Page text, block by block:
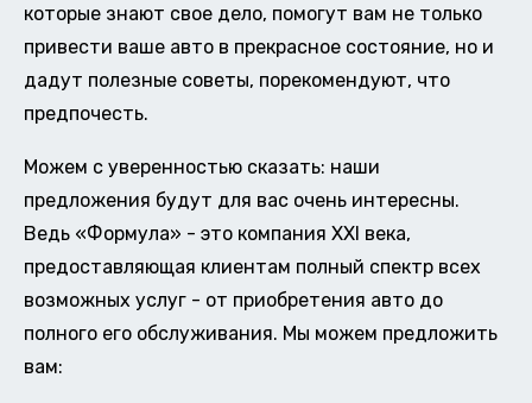
которые знают свое дело, помогут вам не только
привести ваше авто в прекрасное состояние, но и
дадут полезные советы, порекомендуют, что
предпочесть.
Можем с уверенностью сказать: наши
предложения будут для вас очень интересны.
Ведь «Формула» - это компания XXI века,
предоставляющая клиентам полный спектр всех
возможных услуг - от приобретения авто до
полного его обслуживания. Мы можем предложить
вам: